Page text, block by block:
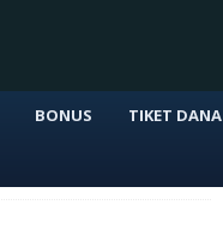
BONUS TIKET DANA